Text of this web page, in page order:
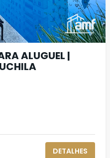
ALUGUEL |
DETALHES